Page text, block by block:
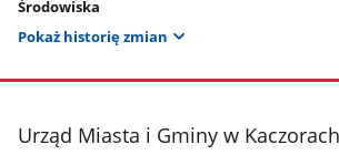
Środowiska
Pokaż historię zmian
stopka
Urząd Miasta i Gminy w Kaczorach